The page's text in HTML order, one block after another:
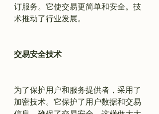
订服务。它使交易更简单和安全。技
术推动了行业发展。
交易安全技术
为了保护用户和服务提供者，采用了
加密技术。它保护了用户数据和交易